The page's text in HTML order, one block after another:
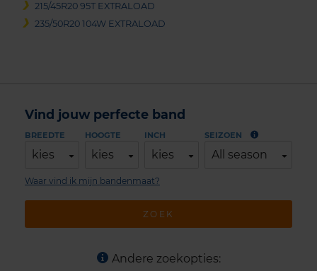
215/45R20 95T EXTRALOAD
235/50R20 104W EXTRALOAD
Vind jouw perfecte band
BREEDTE
kies
HOOGTE
kies
INCH
kies
SEIZOEN
All season
ZOEK
Waar vind ik mijn bandenmaat?
Andere zoekopties: